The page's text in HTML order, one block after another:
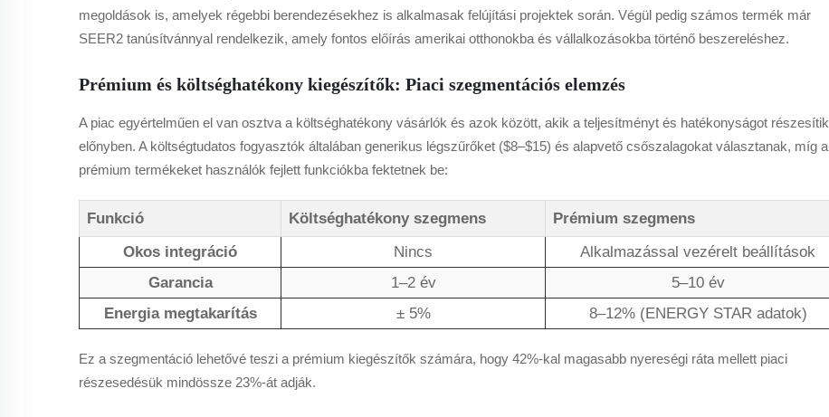
megoldások is, amelyek régebbi berendezésekhez is alkalmasak felújítási projektek során. Végül pedig számos termék már
SEER2 tanúsítvánnyal rendelkezik, amely fontos előírás amerikai otthonokba és vállalkozásokba történő beszereléshez.
Prémium és költséghatékony kiegészítők: Piaci szegmentációs elemzés
A piac egyértelműen el van osztva a költséghatékony vásárlók és azok között, akik a teljesítményt és hatékonyságot részesítik
előnyben. A költségtudatos fogyasztók általában generikus légszűrőket ($8–$15) és alapvető csőszalagokat választanak, míg a
prémium termékeket használók fejlett funkciókba fektetnek be:
Funkció Költséghatékony szegmens
Prémium szegmens
Okos integráció
Nincs
Alkalmazással vezérelt beállítások
Garancia
1–2 év
5–10 év
Energia megtakarítás
± 5% 8–12% (ENERGY STAR adatok)
Ez a szegmentáció lehetővé teszi a prémium kiegészítők számára, hogy 42%-kal magasabb nyereségi ráta mellett piaci
részesedésük mindössze 23%-át adják.